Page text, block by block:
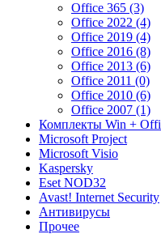
Office 365 (3)
Office 2022 (4)
Office 2019 (4)
Office 2016 (8)
Office 2013 (6)
Office 2011 (0)
Office 2010 (6)
Office 2007 (1)
Комплекты Win +
Microsoft Project
Microsoft Visio
Kaspersky
Eset NOD32
Avast! Internet Security
Антивирусы
Прочее